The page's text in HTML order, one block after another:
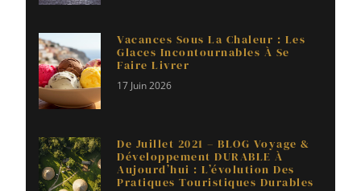
Vacances Sous La Chaleur : Les
Glaces Incontournables À Se
Faire Livrer
17 Juin 2026
De Juillet 2021 – BLOG Voyage &
Développement DURABLE À
Aujourd’hui : L’évolution Des
Pratiques Touristiques Durables